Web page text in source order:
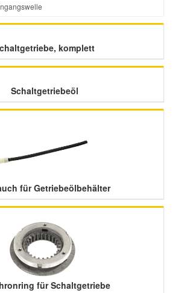
komplett
Schaltgetriebeöl
für Getriebeölbehälter
für Schaltgetriebe